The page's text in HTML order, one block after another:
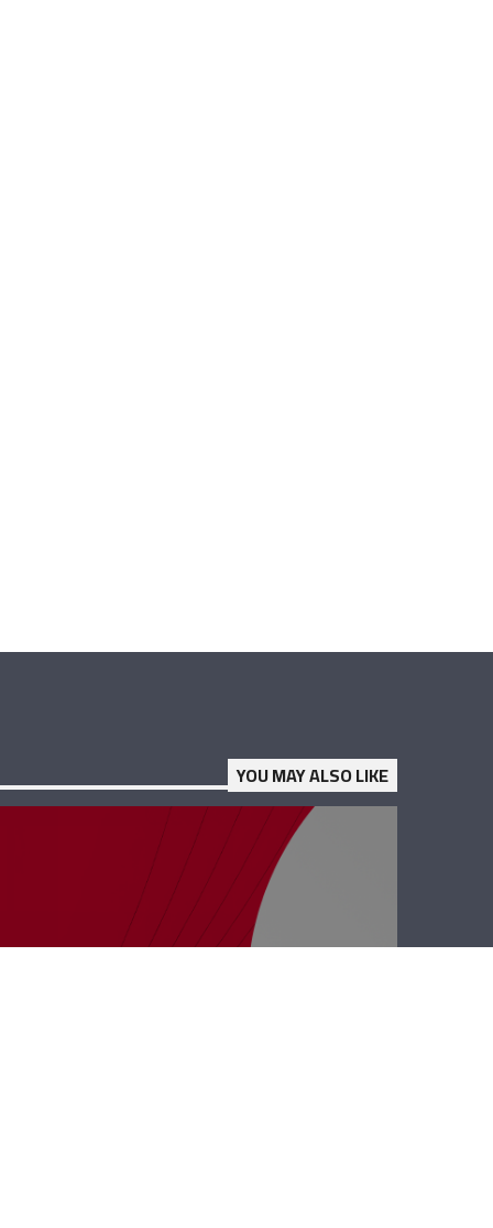
YOU MAY ALSO LIKE